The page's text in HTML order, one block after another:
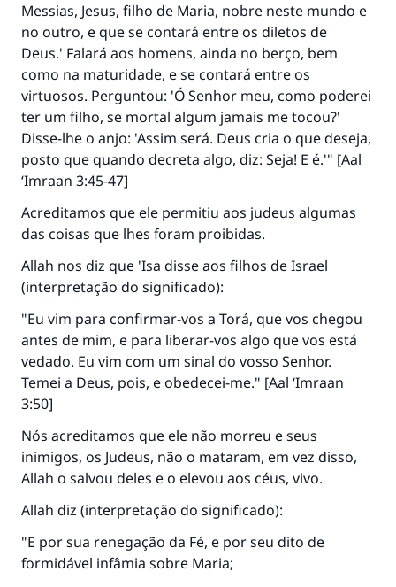
Messias, Jesus, filho de Maria, nobre neste mundo e
no outro, e que se contará entre os diletos de
Deus.' Falará aos homens, ainda no berço, bem
como na maturidade, e se contará entre os
virtuosos. Perguntou: 'Ó Senhor meu, como poderei
ter um filho, se mortal algum jamais me tocou?'
Disse-lhe o anjo: 'Assim será. Deus cria o que deseja,
posto que quando decreta algo, diz: Seja! E é.'" [Aal
‘Imraan 3:45-47]
Acreditamos que ele permitiu aos judeus algumas
das coisas que lhes foram proibidas.
Allah nos diz que 'Isa disse aos filhos de Israel
(interpretação do significado):
"Eu vim para confirmar-vos a Torá, que vos chegou
antes de mim, e para liberar-vos algo que vos está
vedado. Eu vim com um sinal do vosso Senhor.
Temei a Deus, pois, e obedecei-me." [Aal ‘Imraan
3:50]
Nós acreditamos que ele não morreu e seus
inimigos, os Judeus, não o mataram, em vez disso,
Allah o salvou deles e o elevou aos céus, vivo.
Allah diz (interpretação do significado):
"E por sua renegação da Fé, e por seu dito de
formidável infâmia sobre Maria;